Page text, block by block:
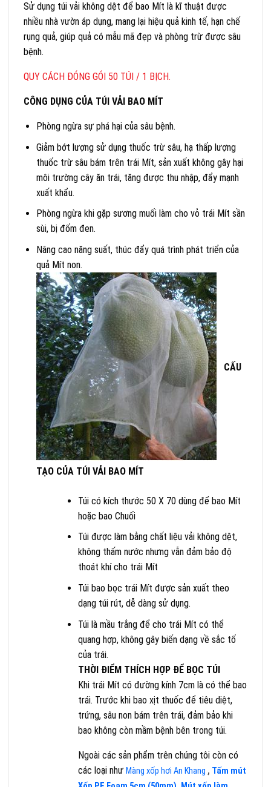
Sử dụng túi vải không dệt để bao Mít là kĩ thuật được
nhiều nhà vườn áp dụng, mang lại hiệu quả kinh tế, hạn chế
rụng quả, giúp quả có mẫu mã đẹp và phòng trừ được sâu
bệnh.
QUY CÁCH ĐÓNG GÓI 50 TÚI / 1 BỊCH.
CÔNG DỤNG CỦA TÚI VẢI BAO MÍT
Phòng ngừa sự phá hại của sâu bệnh.
Giảm bớt lượng sử dụng thuốc trừ sâu, hạ thấp lượng
thuốc trừ sâu bám trên trái Mít, sản xuất không gây hại
môi trường cây ăn trái, tăng được thu nhập, đẩy mạnh
xuất khẩu.
Phòng ngừa khi gặp sương muối làm cho vỏ trái Mít sần
sùi, bị đốm đen.
Nâng cao năng suất, thúc đẩy quá trình phát triển của
quả Mít non.
CẤU
TẠO CỦA TÚI VẢI BAO MÍT
Túi có kích thước 50 X 70 dùng để bao Mít
hoặc bao Chuối
Túi được làm bằng chất liệu vải không dệt,
không thấm nước nhưng vẫn đảm bảo độ
thoát khí cho trái Mít
Túi bao bọc trái Mít được sản xuất theo
dạng túi rút, dễ dàng sử dụng.
Túi là mầu trắng để cho trái Mít có thể
quang hợp, không gây biến dạng về sắc tố
của trái.
THỜI ĐIỂM THÍCH HỢP ĐỂ BỌC TÚI
Khi trái Mít có đường kính 7cm là có thể bao
trái. Trước khi bao xịt thuốc để tiêu diệt,
trứng, sâu non bám trên trái, đảm bảo khi
bao không còn mầm bệnh bên trong túi.
Ngoài các sản phẩm trên chúng tôi còn có
các loại như Màng xốp hơi An Khang , Tấm mút